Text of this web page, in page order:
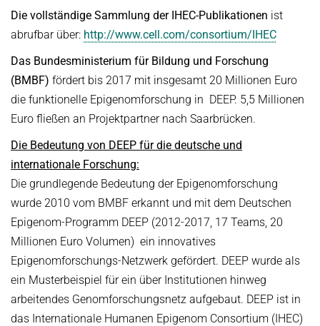
Die vollständige Sammlung der IHEC-Publikationen ist
abrufbar über: http://www.cell.com/consortium/IHEC
Das Bundesministerium für Bildung und Forschung
(BMBF) fördert bis 2017 mit insgesamt 20 Millionen Euro
die funktionelle Epigenomforschung in DEEP. 5,5 Millionen
Euro fließen an Projektpartner nach Saarbrücken.
Die Bedeutung von DEEP für die deutsche und
internationale Forschung:
Die grundlegende Bedeutung der Epigenomforschung
wurde 2010 vom BMBF erkannt und mit dem Deutschen
Epigenom-Programm DEEP (2012-2017, 17 Teams, 20
Millionen Euro Volumen) ein innovatives
Epigenomforschungs-Netzwerk gefördert. DEEP wurde als
ein Musterbeispiel für ein über Institutionen hinweg
arbeitendes Genomforschungsnetz aufgebaut. DEEP ist in
das Internationale Humanen Epigenom Consortium (IHEC)